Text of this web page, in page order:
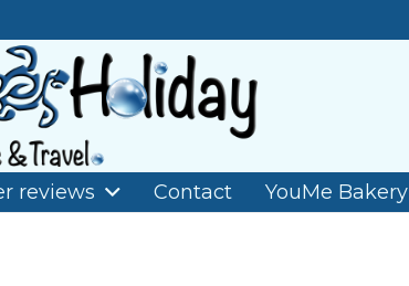
reviews Contact YouMe Bakery